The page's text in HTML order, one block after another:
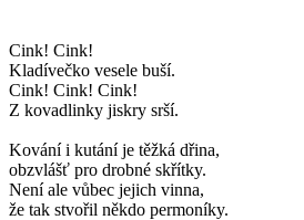
Cink! Cink!
Kladívečko vesele buší.
Cink! Cink! Cink!
Z kovadlinky jiskry srší.
Kování i kutání je těžká dřina,
obzvlášť pro drobné skřítky.
Není ale vůbec jejich vinna,
že tak stvořil někdo permoníky.